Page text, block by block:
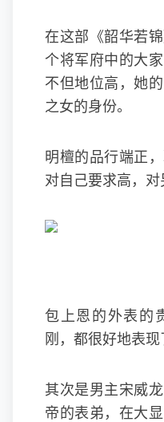
在这部《韶华若
个将军府中的大
不但地位高，她
之女的身份。
明檀的品行端正
对自己要求高，对
包上恩的外表的
刚，都很好地表现
其次是男主宋威
帝的表弟，在大